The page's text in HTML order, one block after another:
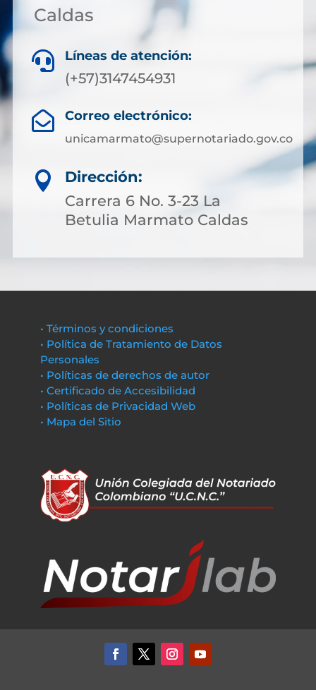
Caldas
 Líneas de atención:
(+57)3147454931
 Correo electrónico:
unicamarmato@supernotariado.gov.co

Dirección:
Carrera 6 No. 3-23 La
Betulia Marmato Caldas
• Términos y condiciones
• Política de Tratamiento de Datos
Personales
• Políticas de derechos de autor
• Certificado de Accesibilidad
• Políticas de Privacidad Web
• Mapa del Sitio